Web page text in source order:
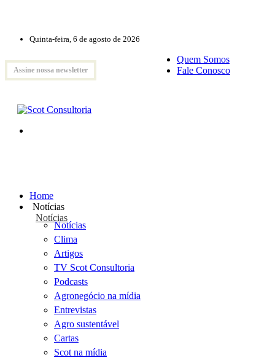
Quinta-feira, 6 de agosto de 2026
Assine nossa newsletter
Quem Somos
Fale Conosco
Home
Notícias
Notícias
Notícias
Clima
Artigos
TV Scot Consultoria
Podcasts
Agronegócio na mídia
Entrevistas
Agro sustentável
Cartas
Scot na mídia